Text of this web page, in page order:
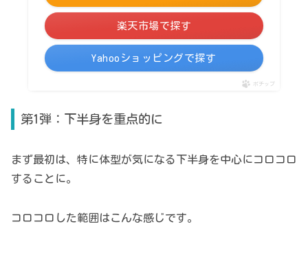
楽天市場で探す
Yahooショッピングで探す
ポチップ
第1弾：下半身を重点的に
まず最初は、特に体型が気になる下半身を中心にコロコロ
することに。
コロコロした範囲はこんな感じです。